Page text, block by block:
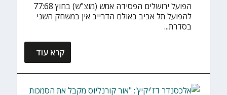
הפועל ירושלים הפסידה אמש (מוצ"ש) בחוץ 77:68
להפועל תל אביב באולם הדרייב אין במשחק השני
בסדרת...
קרא עוד